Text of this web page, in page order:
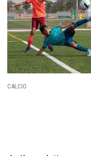
CALCIO